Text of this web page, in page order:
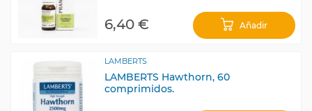
6,40 € Añadir
LAMBERTS
LAMBERTS Hawthorn, 60
comprimidos.